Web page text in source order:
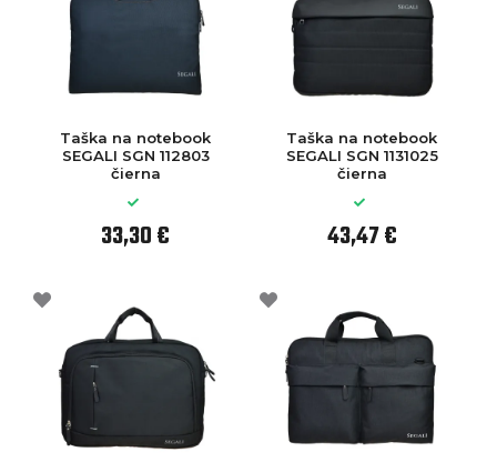
Taška na notebook
SEGALI SGN 112803
čierna
33,30 €
Taška na notebook
SEGALI SGN 1131025
čierna
43,47 €